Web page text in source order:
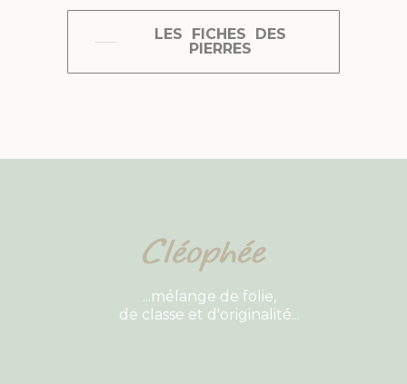
LES FICHES DES
PIERRES
...mélange de folie,
de classe et d'originalité...